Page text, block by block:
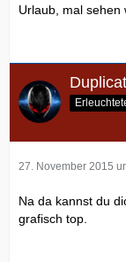
Urlaub, mal sehen
27. November 2015
Na da kannst du
grafisch top.